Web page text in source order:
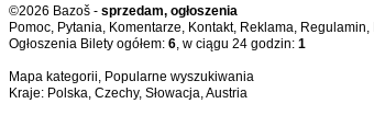
©2026 Bazoš - sprzedam, ogłoszenia
Pomoc, Pytania, Komentarze, Kontakt, Reklama, Regulamin,
Ogłoszenia Bilety ogółem: 6, w ciągu 24 godzin: 1
Mapa kategorii, Popularne wyszukiwania
Kraje: Polska, Czechy, Słowacja,Austria